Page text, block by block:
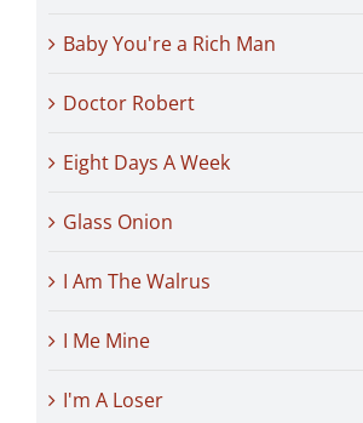
Baby You're a Rich Man
Doctor Robert
Eight Days A Week
Glass Onion
I Am The Walrus
I Me Mine
I'm A Loser